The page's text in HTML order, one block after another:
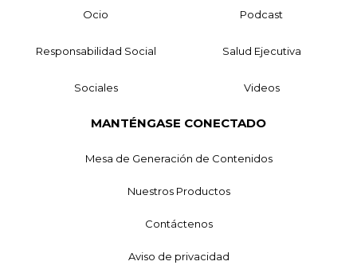
Ocio Podcast
Responsabilidad Social Salud Ejecutiva
Sociales Videos
MANTÉNGASE CONECTADO
Mesa de Generación de Contenidos
Nuestros Productos
Contáctenos
Aviso de privacidad